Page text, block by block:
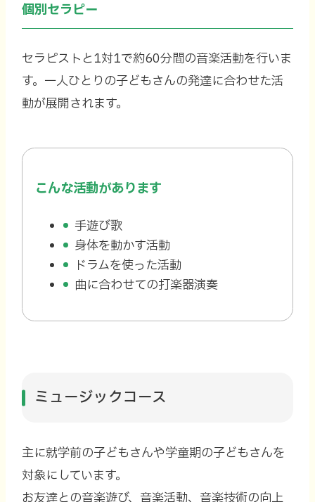
個別セラピー
セラピストと1対1で約60分間の音楽活動を行いま
す。 一人ひとりの子どもさんの発達に合わせた活
動が展開されます。
こんな活動があります
手遊び歌
身体を動かす活動
ドラムを使った活動
曲に合わせての打楽器演奏
ミュージックコース
主に就学前の子どもさんや学童期の子どもさんを
対象にしています。